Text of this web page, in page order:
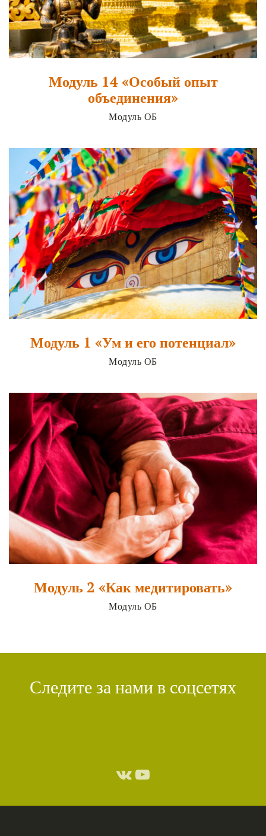
Модуль 14 «Особый опыт
объединения»
Модуль ОБ
Модуль 1 «Ум и его потенциал»
Модуль ОБ
Модуль 2 «Как медитировать»
Модуль ОБ
Следите за нами в соцсетях